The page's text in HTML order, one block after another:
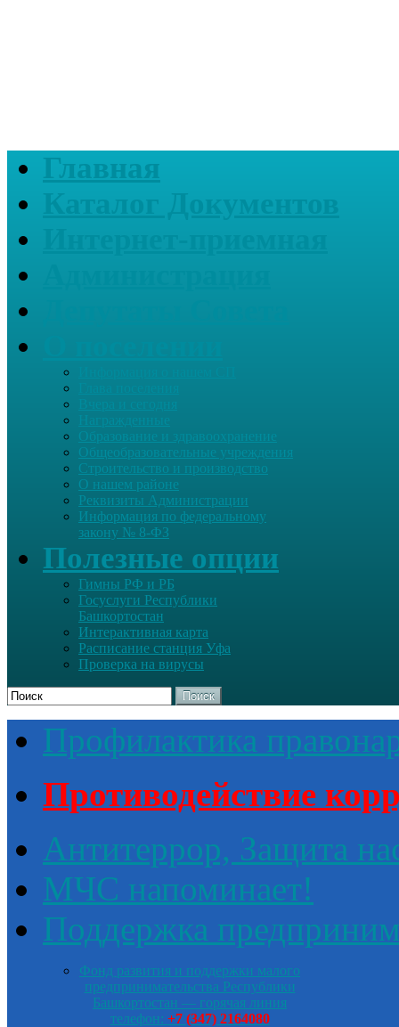
Главная
Награжденные
Образование и здравоохранение
Общеобразовательные учреждения
Строительство и производство
О нашем районе
Реквизиты Администрации
Информация по федеральному
закону № 8-ФЗ
Полезные опции
Гимны РФ и РБ
Госуслуги Республики
Башкортостан
Интерактивная карта
Расписание станция Уфа
Проверка на вирусы
Поиск
Профилактика
Противодействие
Антитеррор, Защита
МЧС напоминает!
Поддержка
Фонд развития и поддержки малого
предпринимательства Республики
Башкортостан — горячая линия
телефон: +7 (347) 2164080